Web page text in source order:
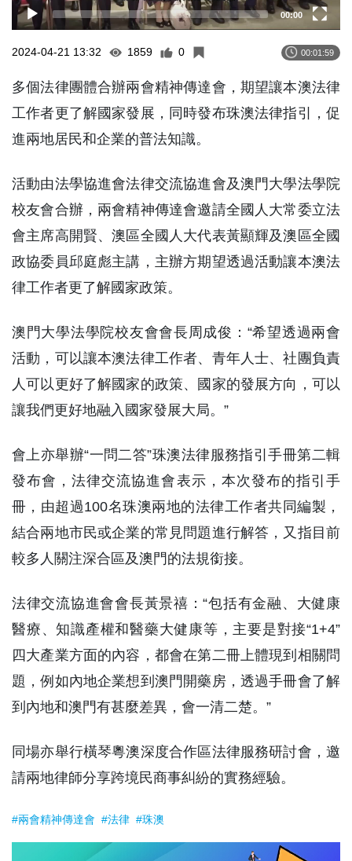
00:00
2024-04-21 13:32 1859 0 00:01:59
多個法律團體合辦兩會精神傳達會，期望讓本澳法律
工作者更了解國家發展，同時發布珠澳法律指引，促
進兩地居民和企業的普法知識。
活動由法學協進會法律交流協進會及澳門大學法學院
校友會合辦，兩會精神傳達會邀請全國人大常委立法
會主席高開賢、澳區全國人大代表黃顯輝及澳區全國
政協委員邱庭彪主講，主辦方期望透過活動讓本澳法
律工作者更了解國家政策。
澳門大學法學院校友會會長周成俊：“希望透過兩會
活動，可以讓本澳法律工作者、青年人士、社團負責
人可以更好了解國家的政策、國家的發展方向，可以
讓我們更好地融入國家發展大局。”
會上亦舉辦“一問二答”珠澳法律服務指引手冊第二輯
發布會，法律交流協進會表示，本次發布的指引手
冊，由超過100名珠澳兩地的法律工作者共同編製，
結合兩地市民或企業的常見問題進行解答，又指目前
較多人關注深合區及澳門的法規銜接。
法律交流協進會會長黃景禧：“包括有金融、大健康
醫療、知識產權和醫藥大健康等，主要是對接“1+4”
四大產業方面的內容，都會在第二冊上體現到相關問
題，例如內地企業想到澳門開藥房，透過手冊會了解
到內地和澳門有甚麼差異，會一清二楚。”
同場亦舉行橫琴粵澳深度合作區法律服務研討會，邀
請兩地律師分享跨境民商事糾紛的實務經驗。
#兩會精神傳達會 #法律 #珠澳